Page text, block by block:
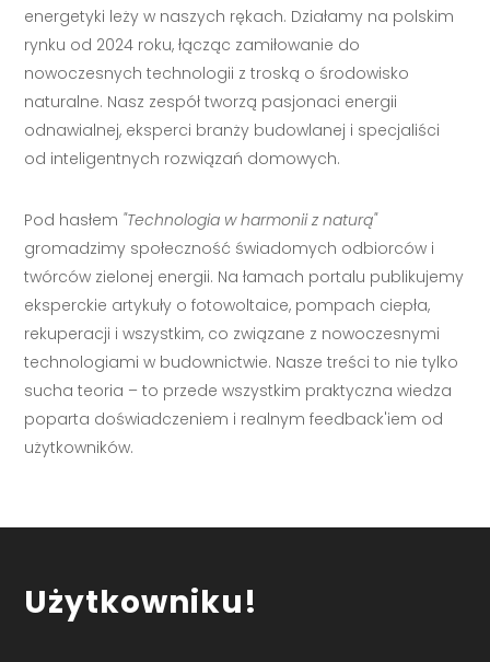
energetyki leży w naszych rękach. Działamy na polskim
rynku od 2024 roku, łącząc zamiłowanie do
nowoczesnych technologii z troską o środowisko
naturalne. Nasz zespół tworzą pasjonaci energii
odnawialnej, eksperci branży budowlanej i specjaliści
od inteligentnych rozwiązań domowych.
Pod hasłem "Technologia w harmonii z naturą"
gromadzimy społeczność świadomych odbiorców i
twórców zielonej energii. Na łamach portalu publikujemy
eksperckie artykuły o fotowoltaice, pompach ciepła,
rekuperacji i wszystkim, co związane z nowoczesnymi
technologiami w budownictwie. Nasze treści to nie tylko
sucha teoria – to przede wszystkim praktyczna wiedza
poparta doświadczeniem i realnym feedback'iem od
użytkowników.
Użytkowniku!